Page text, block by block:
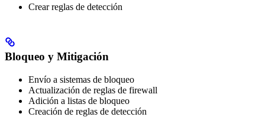
Crear reglas de detección
Bloqueo y Mitigación
Envío a sistemas de bloqueo
Actualización de reglas de firewall
Adición a listas de bloqueo
Creación de reglas de detección